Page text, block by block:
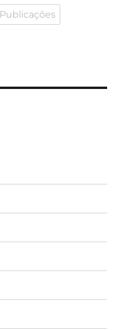
Publicações